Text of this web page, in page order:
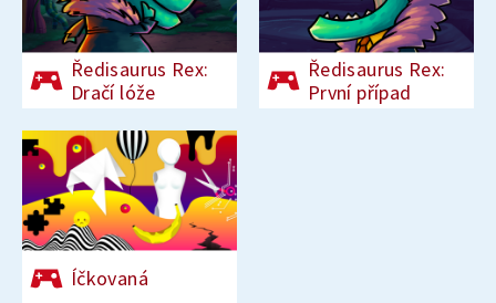
Ředisaurus Rex:
Dračí lóže
Ředisaurus Rex:
První případ
Íčkovaná